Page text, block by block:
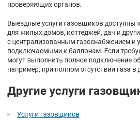
проверяющих органов.
Выездные услуги газовщиков доступны
для жилых домов, коттеджей, дач и
с централизованным газоснабжением и
подключаемыми к баллонам. Если
могут выполнить полное подключение
например, при полном отсутствии газа в
Другие услуги
Услуги газовщиков